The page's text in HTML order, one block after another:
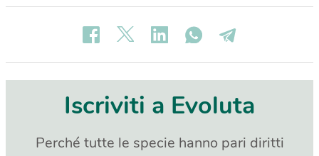
Iscriviti a Evoluta
Perché tutte le specie hanno pari diritti